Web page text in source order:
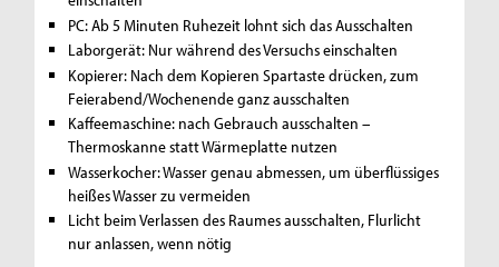
PC: Ab 5 Minuten Ruhezeit lohnt sich das Ausschalten
Laborgerät: Nur während des Versuchs einschalten
Kopierer: Nach dem Kopieren Spartaste drücken, zum
Feierabend/Wochenende ganz ausschalten
Kaffeemaschine: nach Gebrauch ausschalten –
Thermoskanne statt Wärmeplatte nutzen
Wasserkocher: Wasser genau abmessen, um überflüssiges
heißes Wasser zu vermeiden
Licht beim Verlassen des Raumes ausschalten, Flurlicht
nur anlassen, wenn nötig